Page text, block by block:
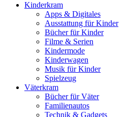
Kinderkram
Apps & Digitales
Ausstattung für Kinder
Bücher für Kinder
Filme & Serien
Kindermode
Kinderwagen
Musik für Kinder
Spielzeug
Väterkram
Bücher für Väter
Familienautos
Technik & Gadgets